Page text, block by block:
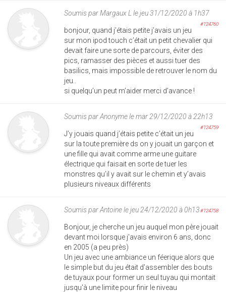
Soumis parMargaux L le jeu 31/12/2020 à 1h37
#124760
bonjour, quand j’étais petite j’avais un jeu
sur mon ipod touch c’était un petit chevalier qui
devait faire une sorte de parcours, éviter des
pics, ramasser des pièces et aussi tuer des
basilics, mais impossible de retrouver le nom du
jeu..
si quelqu’un peut m’aider merci d’avance !
Soumis parAnonymele mar 29/12/2020 à 22h13
#124759
J’y jouais quand j’étais petite c’était un jeu
sur la toute première ds on y jouait un garçon et
une fille qui avait comme arme une guitare
électrique qui faisait en sorte de tuer les
monstres qu’il y avait sur le chemin et y’avais
plusieurs niveaux différents
Soumis parAntoinele jeu 24/12/2020 à 0h13#124758
Bonjour, je cherche un jeu auquel mon père jouait
devant moi lorsque j'avais environ 6 ans, donc
en 2005 (a peu près)
Un jeu avec une ambiance un féerique alors que
le simple but du jeu était d'assembler des bouts
de tuyaux pour former un seul tuyau qui montait
jusqu'à une limite pour finir le niveau